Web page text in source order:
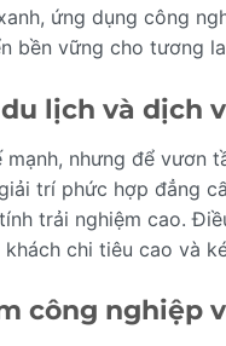
ứng dụng công
bền vững cho tương
lịch và dịch
mạnh, nhưng để vươn
trí phức hợp đẳng
trải nghiệm cao.
chi tiêu cao và
công nghiệp